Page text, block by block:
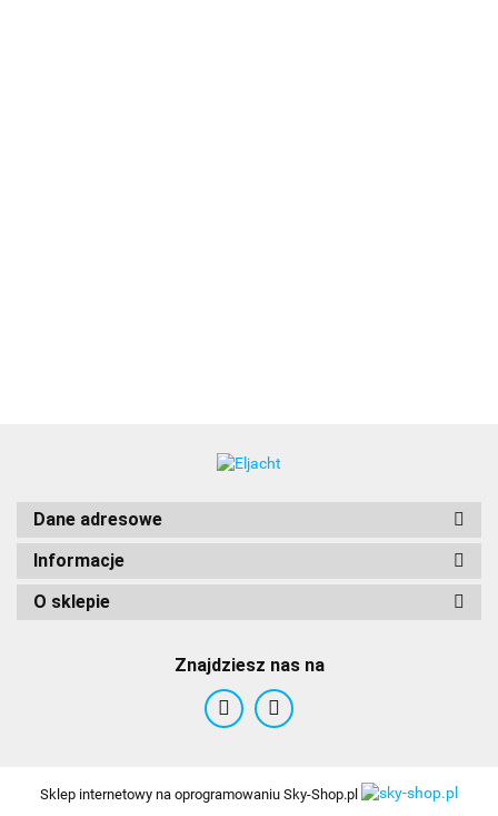
Dane adresowe
Informacje
O sklepie
Znajdziesz nas na
Sklep internetowy na oprogramowaniu Sky-Shop.pl